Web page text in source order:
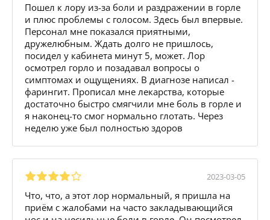
Пошел к лору из-за боли и раздражении в горле
и плюс проблемы с голосом. Здесь был впервые.
Персонал мне показался приятными,
дружелюбным. Ждать долго не пришлось,
посидел у кабинета минут 5, может. Лор
осмотрел горло и позадавал вопросы о
симптомах и ощущениях. В диагнозе написал -
фарингит. Прописал мне лекарства, которые
достаточно быстро смягчили мне боль в горле и
я наконец-то смог нормально глотать. Через
неделю уже был полностью здоров
2023-03-05
Что, что, а этот лор нормальный, я пришла на
приём с жалобами на часто закладывающийся